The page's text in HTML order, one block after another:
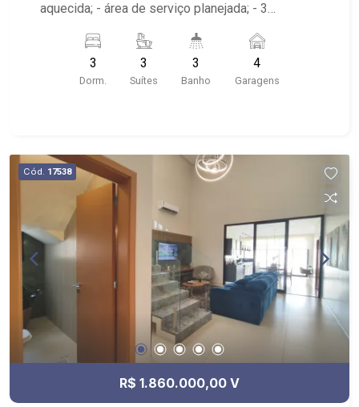
aquecida; - área de serviço planejada; - 3
observação de locação: entregue com instalação
para ar-condicionado, coifa, cooktop, forno,
energia fotovoltaica e paisagismo - condomínio:
Shopping, Cenourão Super Varejão, Shopping
Iguatemi
3
Dorm.
3
Suítes
3
Banho
4
Garagens
Cód. 17538
R$ 1.860.000,00 V